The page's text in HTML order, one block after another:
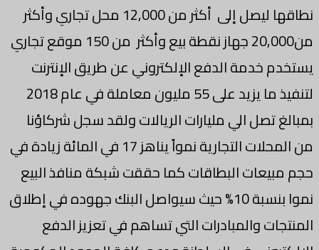
نطاقها ليصل إلى أكثر من 12,000 محل تجاري وأكثر
من20,000 جهاز نقطة بيع وأكثر من 150 موقع تجاري
يستخدم خدمة الدفع الإلكتروني عن طريق الإنترنت
لتنفيذ ما يزيد على 55 مليون معاملة في عام 2018
بمبالغ تصل الي مليارات الريالات ولقد سجل شركاؤنا
من المحلات التجارية نمواً يناهز 17 في المائة زيادة في
حجم مبيعات البطاقات كما حققت شبكة منافذ البيع
نموا بنسبة 10% حيث سيواصل البنك جهوده في إطلاق
المنتجات والمبادرات التي تساهم في تعزيز الدفع